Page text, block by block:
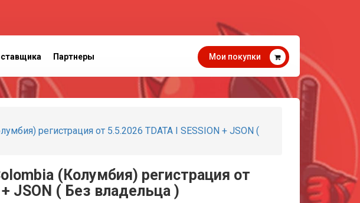
Партнеры Мои покупки
регистрация от 5.5.2026 TDATA I SESSION + JSON (
(Колумбия) регистрация от
JSON ( Без владельца )